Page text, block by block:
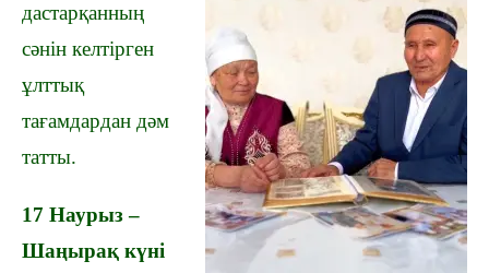
дастарқанның
сәнін келтірген
ұлттық
тағамдардан дәм
татты.
17 Наурыз –
Шаңырақ күні